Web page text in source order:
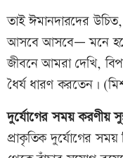
তাই ঈমানদারদের
আসবে আসবে— মনে
জীবনে আমরা দেখি,
ধৈর্য ধারণ করতেন।
দুর্যোগের সময় করণীয়
প্রাকৃতিক দুর্যোগের